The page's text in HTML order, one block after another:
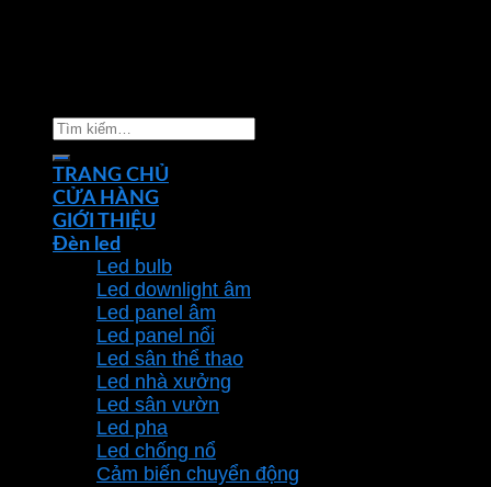
Tìm
kiếm:
TRANG CHỦ
CỬA HÀNG
GIỚI THIỆU
Đèn led
Led bulb
Led downlight âm
Led panel âm
Led panel nổi
Led sân thể thao
Led nhà xưởng
Led sân vườn
Led pha
Led chống nổ
Cảm biến chuyển động